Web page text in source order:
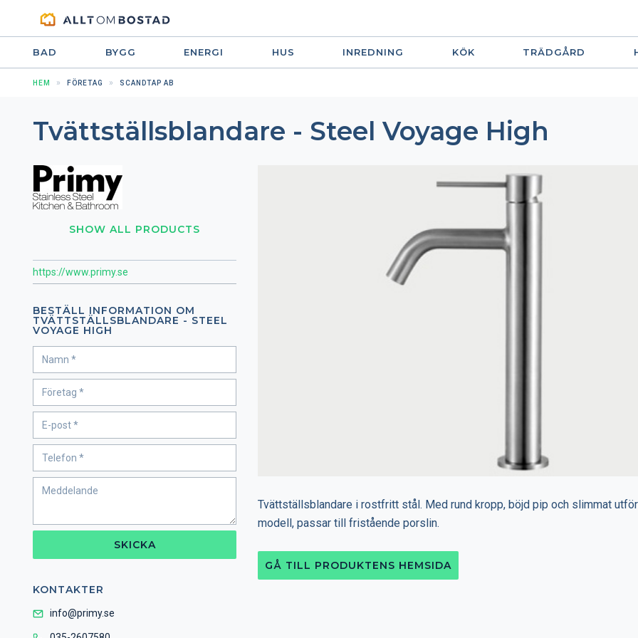
BAD BYGG ENERGI HUS INREDNING KÖK TRÄDGÅRD
HEM FÖRETAG SCANDTAP AB
Tvättställsblandare - Steel Voyage High
SHOW ALL PRODUCTS
https://www.primy.se
BESTÄLL INFORMATION OM
TVÄTTSTÄLLSBLANDARE - STEEL
VOYAGE HIGH
SKICKA
KONTAKTER
info@primy.se
Tvättställsblandare i rostfritt stål. Med rund kropp, böjd pip och slimmat
modell, passar till fristående porslin.
GÅ TILL PRODUKTENS HEMSIDA